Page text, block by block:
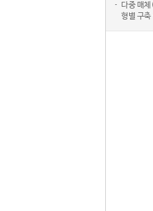
다중 매
형별 구축